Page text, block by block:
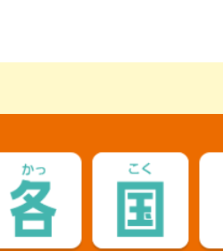
社会科指導書
地歴科・公民科 指導書
籍・児童書